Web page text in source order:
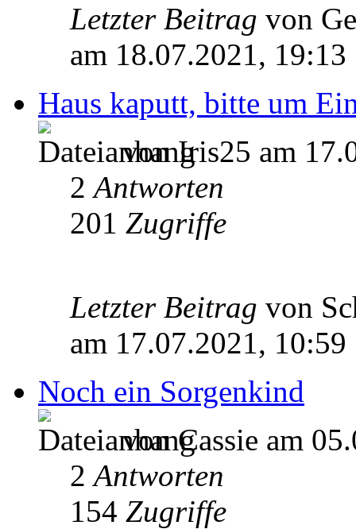
Letzter Beitrag von
am 18.07.2021, 19:13
Haus kaputt, bitte um
von Iris25 am
2Antworten
201 Zugriffe
Letzter Beitrag von
am 17.07.2021, 10:59
Noch ein Sorgenkind
von Cassie am
2Antworten
154 Zugriffe